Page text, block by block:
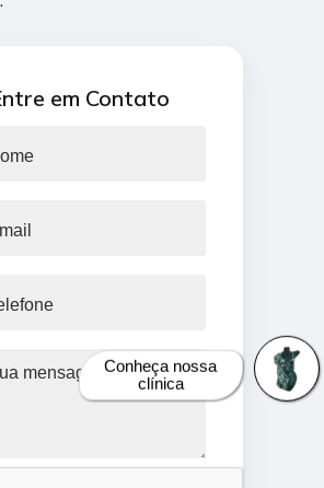
em Contato
Conheça nossa
clínica